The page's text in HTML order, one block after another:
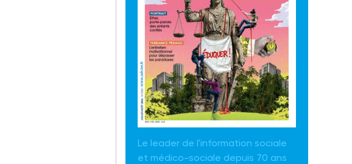
Le leader de l'information sociale
et médico-sociale depuis 70 ans